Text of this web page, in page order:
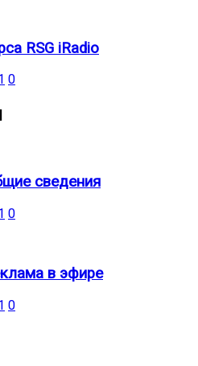
RSG iRadio
0
сведения
0
в эфире
0